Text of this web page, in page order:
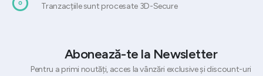
Tranzacțiile sunt procesate 3D-Secure
Abonează-te la Newsletter
Pentru a primi noutăți, acces la vânzări exclusive și discount-uri